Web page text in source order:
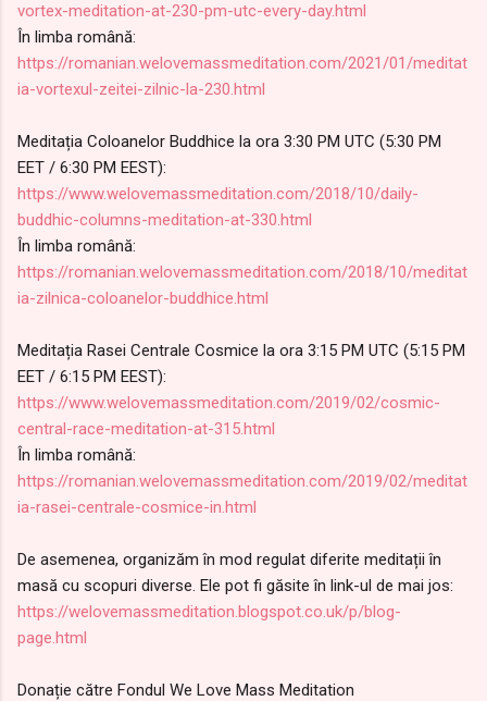
vortex-meditation-at-230-pm-utc-every-day.html
În limba română:
https://romanian.welovemassmeditation.com/2021/01/meditat
ia-vortexul-zeitei-zilnic-la-230.html
Meditația Coloanelor Buddhice la ora 3:30 PM UTC (5:30 PM
EET / 6:30 PM EEST):
https://www.welovemassmeditation.com/2018/10/daily-
buddhic-columns-meditation-at-330.html
În limba română:
https://romanian.welovemassmeditation.com/2018/10/meditat
ia-zilnica-coloanelor-buddhice.html
Meditația Rasei Centrale Cosmice la ora 3:15 PM UTC (5:15 PM
EET / 6:15 PM EEST):
https://www.welovemassmeditation.com/2019/02/cosmic-
central-race-meditation-at-315.html
În limba română:
https://romanian.welovemassmeditation.com/2019/02/meditat
ia-rasei-centrale-cosmice-in.html
De asemenea, organizăm în mod regulat diferite meditații în
masă cu scopuri diverse. Ele pot fi găsite în link-ul de mai jos:
https://welovemassmeditation.blogspot.co.uk/p/blog-
page.html
Donație către Fondul We Love Mass Meditation